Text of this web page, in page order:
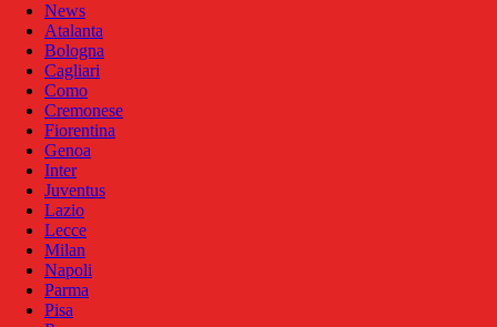
News
Atalanta
Bologna
Cagliari
Como
Cremonese
Fiorentina
Genoa
Inter
Juventus
Lazio
Lecce
Milan
Napoli
Parma
Pisa